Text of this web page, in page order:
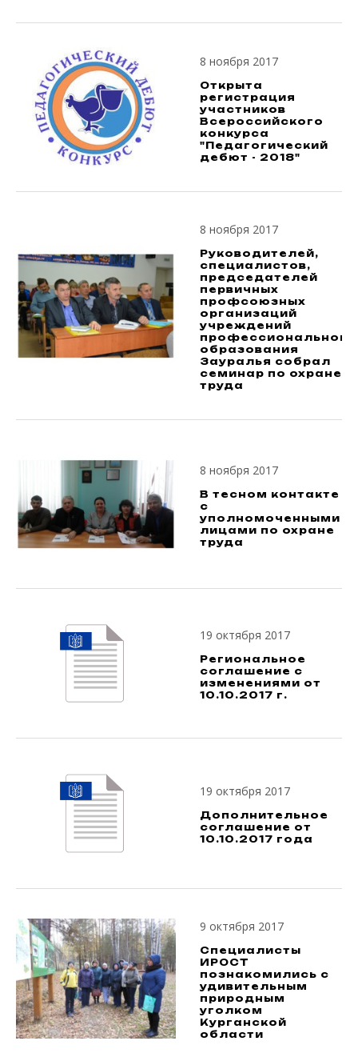
8 ноября 2017
Открыта
регистрация
участников
Всероссийского
конкурса
"Педагогический
дебют - 2018"
8 ноября 2017
Руководителей,
специалистов,
председателей
первичных
профсоюзных
организаций
учреждений
профессионального
образования
Зауралья собрал
семинар по охране
труда
8 ноября 2017
В тесном контакте
с
уполномоченными
лицами по охране
труда
19 октября 2017
Региональное
соглашение с
изменениями от
10.10.2017 г.
19 октября 2017
Дополнительное
соглашение от
10.10.2017 года
9 октября 2017
Специалисты
ИРОСТ
познакомились с
удивительным
природным
уголком
Курганской
области